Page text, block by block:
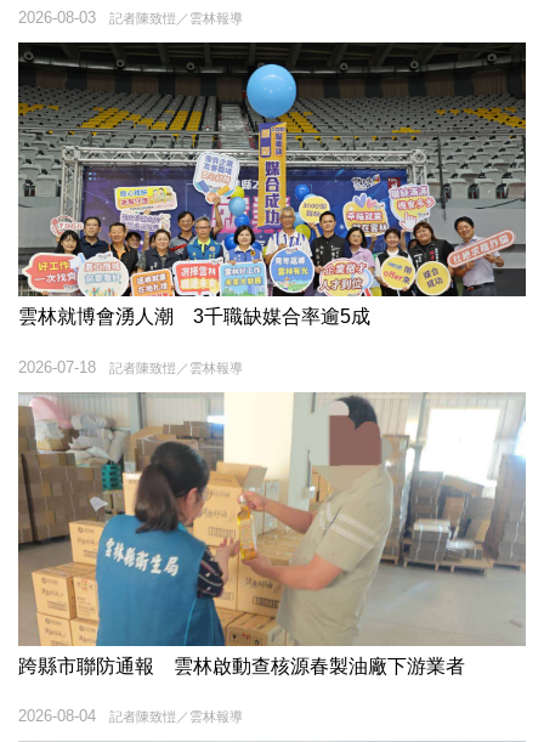
記者陳致愷／雲林報導
2026-08-03
雲林就博會湧人潮 3千職缺媒合率逾5成
記者陳致愷／雲林報導
2026-07-18
跨縣市聯防通報 雲林啟動查核源春製油廠下游業者
記者陳致愷／雲林報導
2026-08-04